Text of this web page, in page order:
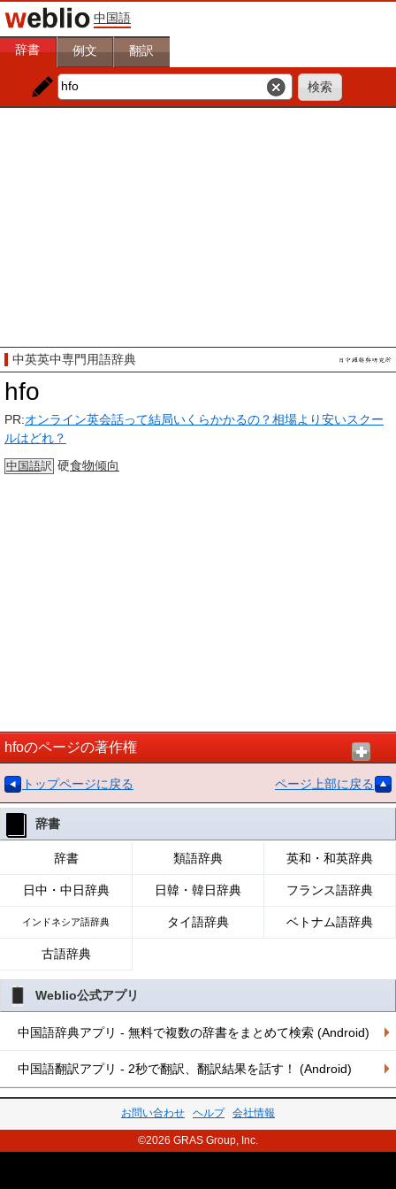
中国語
辞書 例文 翻訳
中英英中専門用語辞典
hfo
PR:オンライン英会話って結局いくらかかるの？相場より安いスクー
ルはどれ？
中国語訳 硬食物倾向
hfoのページの著作権
トップページに戻る ページ上部に戻る
辞書
辞書 類語辞典 英和・和英辞典
日中・中日辞典 日韓・韓日辞典 フランス語辞典
インドネシア語辞典 タイ語辞典 ベトナム語辞典
古語辞典
Weblio公式アプリ
中国語辞典アプリ - 無料で複数の辞書をまとめて検索 (Android)
中国語翻訳アプリ - 2秒で翻訳、翻訳結果を話す！ (Android)
お問い合わせ ヘルプ 会社情報
©2026 GRAS Group, Inc.